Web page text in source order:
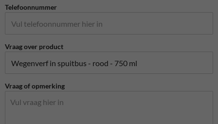
Telefoonnummer
Vraag over product
Vraag of opmerking